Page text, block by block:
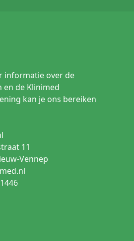
informatie over de
en de Klinimed
kan je ons bereiken
11
Vennep